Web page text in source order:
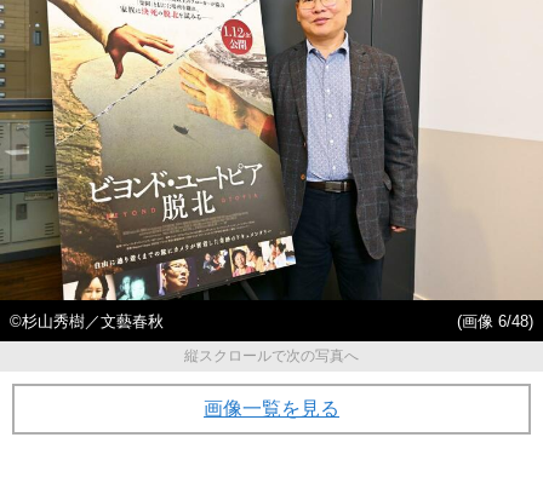
©️杉山秀樹／文藝春秋
(画像 6/48)
縦スクロールで次の写真へ
画像一覧を見る